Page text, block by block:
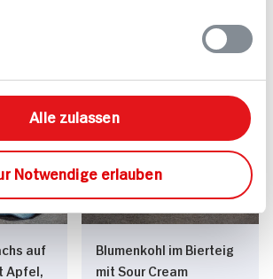
Alle zulassen
Notwendige erlauben
auf
Apfel,
Blumenkohl im Bierteig
mit Sour Cream